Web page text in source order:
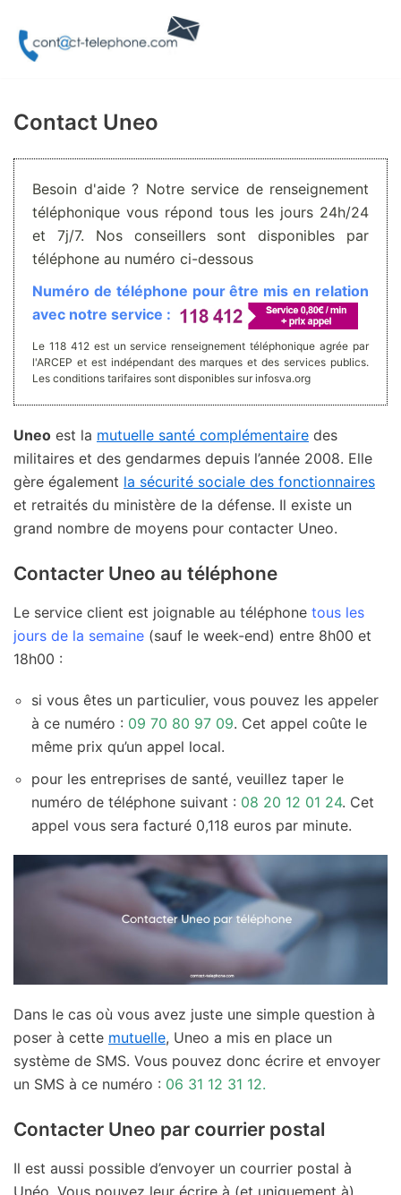
Aller
Contact Uneo
Besoin d'aide ? Notre service de renseignement
téléphonique vous répond tous les jours 24h/24
et 7j/7. Nos conseillers sont disponibles par
téléphone au numéro ci-dessous
Numéro de téléphone pour être mis en relation
avec notre service :
Le 118 412 est un service renseignement téléphonique agrée par
l'ARCEP et est indépendant des marques et des services publics.
Les conditions tarifaires sont disponibles sur infosva.org
Uneo est la mutuelle santé complémentaire des
militaires et des gendarmes depuis l’année 2008. Elle
gère également la sécurité sociale des fonctionnaires
et retraités du ministère de la défense. Il existe un
grand nombre de moyens pour contacter Uneo.
Contacter Uneo au téléphone
Le service client est joignable au téléphone tous les
jours de la semaine (sauf le week-end) entre 8h00 et
18h00 :
si vous êtes un particulier, vous pouvez les appeler
à ce numéro : 09 70 80 97 09. Cet appel coûte le
même prix qu’un appel local.
pour les entreprises de santé, veuillez taper le
numéro de téléphone suivant : 08 20 12 01 24. Cet
appel vous sera facturé 0,118 euros par minute.
Dans le cas où vous avez juste une simple question à
poser à cette mutuelle, Uneo a mis en place un
système de SMS. Vous pouvez donc écrire et envoyer
un SMS à ce numéro : 06 31 12 31 12.
Contacter Uneo par courrier postal
Il est aussi possible d’envoyer un courrier postal à